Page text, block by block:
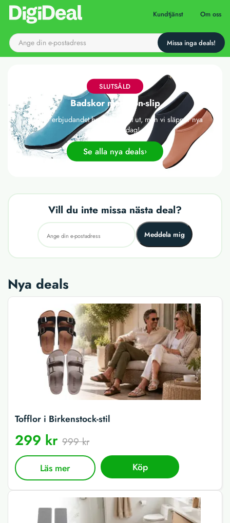
Till startsidan Kundtjänst Om oss
SLUTSÅLD
Badskor med non-slip
Det här erbjudandet har tyvärr gått ut, men vi släpper nya
deals varje dag!
Se alla nya deals
Vill du inte missa nästa deal?
Meddela mig
Nya deals
Tofflor i Birkenstock-stil
299 kr 999 kr
Läs mer Köp